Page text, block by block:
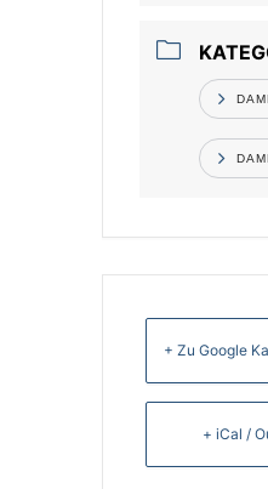
+ Zu Google
+ iCal /